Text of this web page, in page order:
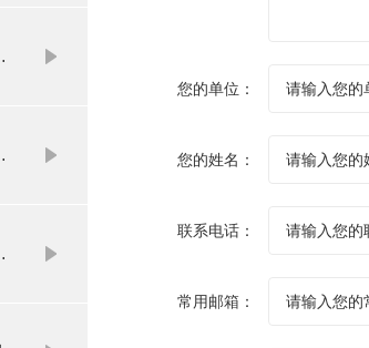
您的单位：
您的姓名：
联系电话：
常用邮箱：